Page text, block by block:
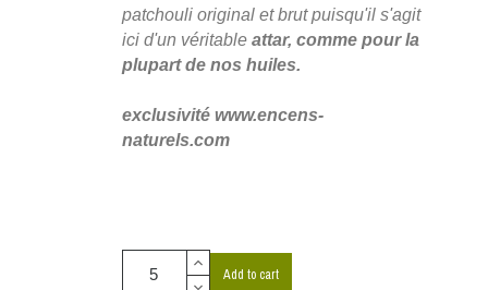
patchouli original et brut puisqu'il s'agit
ici d'un véritable attar, comme pour la
plupart de nos huiles.
exclusivité www.encens-
naturels.com
Add to cart